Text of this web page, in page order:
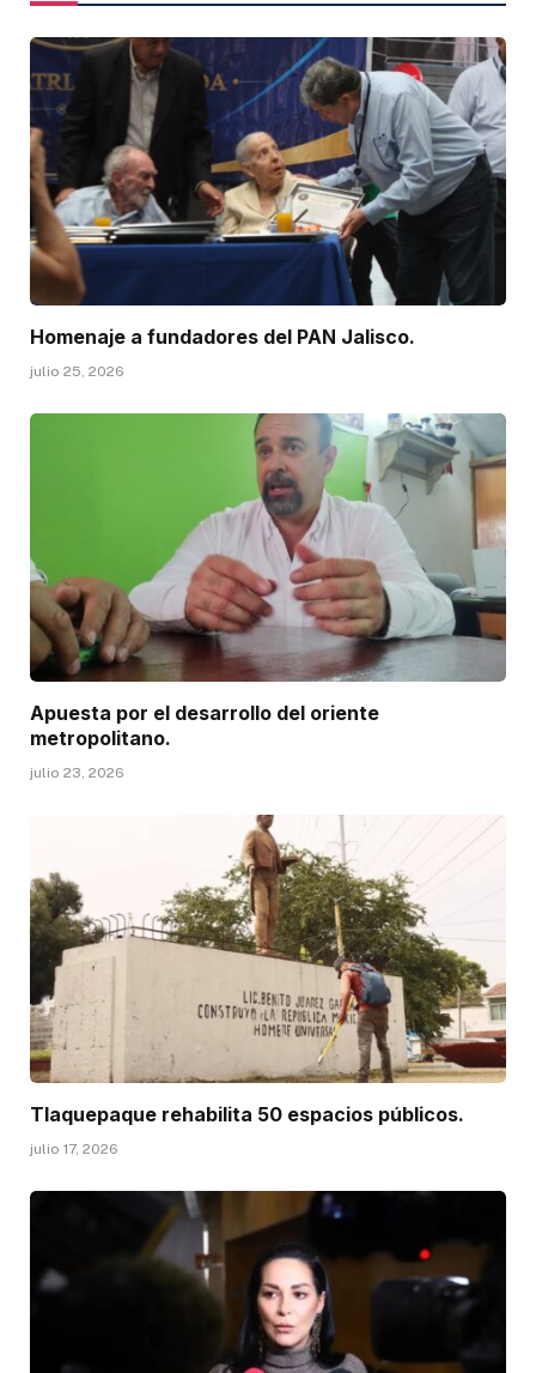
Homenaje a fundadores del PAN Jalisco.
julio 25, 2026
Apuesta por el desarrollo del oriente
metropolitano.
julio 23, 2026
Tlaquepaque rehabilita 50 espacios públicos.
julio 17, 2026